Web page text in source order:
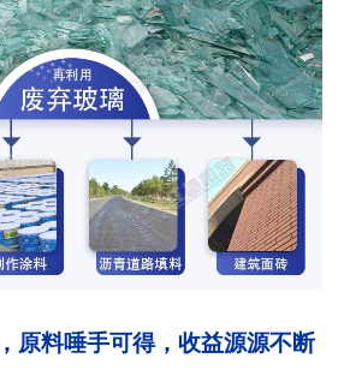
原料唾手可得，收益源源不断